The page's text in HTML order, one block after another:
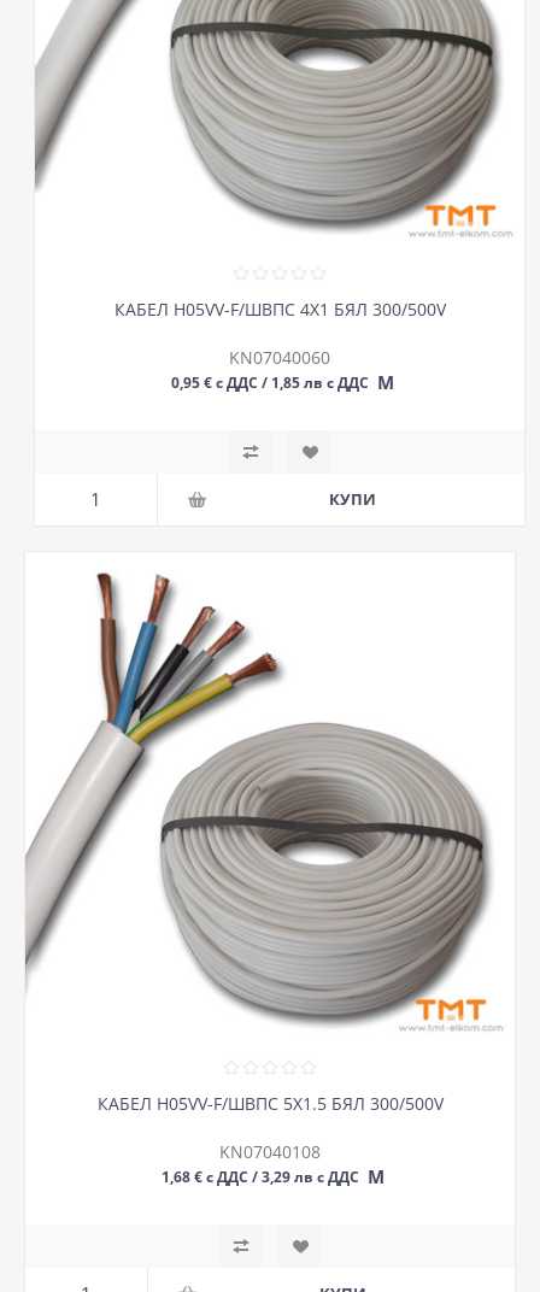
КАБЕЛ H05VV-F/ШВПС 4Х1 БЯЛ 300/500V
KN07040060
0,95 € с ДДС / 1,85 лв с ДДС М
КАБЕЛ H05VV-F/ШВПС 5Х1.5 БЯЛ 300/500V
KN07040108
1,68 € с ДДС / 3,29 лв с ДДС М